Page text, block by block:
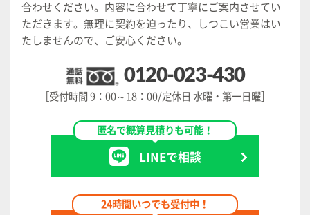
合わせください。 内容に合わせて丁寧にご案内させてい
ただきます。 無理に契約を迫ったり、しつこい営業はい
たしませんので、ご安心ください。
0120-023-430
［受付時間 9：00～18：00/定休日 水曜・第一日曜］
匿名で概算見積りも可能！
LINEで相談
24時間いつでも受付中！